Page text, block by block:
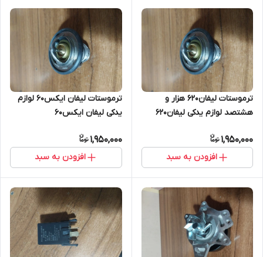
ترموستات لیفان۶۲۰ هزار و
هشتصد لوازم یدکی لیفان۶۲۰
1,950,000
افزودن به سبد
ترموستات لیفان ایکس۶۰ لوازم
یدکی لیفان ایکس۶۰
1,950,000
افزودن به سبد